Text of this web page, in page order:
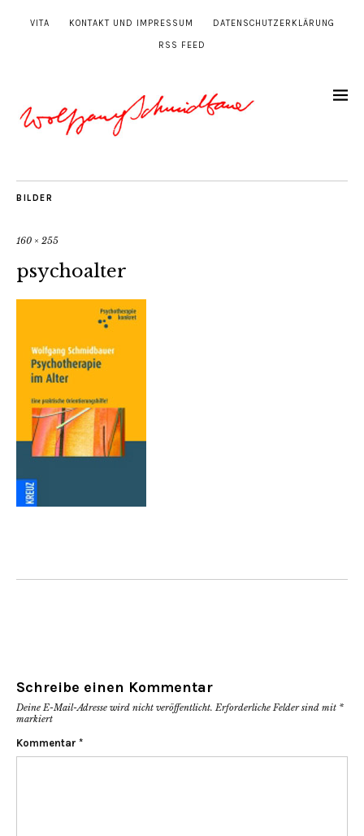
VITA KONTAKT UND IMPRESSUM DATENSCHUTZERKLÄRUNG
RSS FEED
BILDER
160 × 255
psychoalter
Schreibe einen Kommentar
Deine E-Mail-Adresse wird nicht veröffentlicht. Erforderliche Felder sind mit *
markiert
Kommentar *